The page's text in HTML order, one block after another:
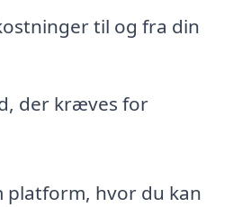
til og fra din
der kræves for
platform, hvor du kan